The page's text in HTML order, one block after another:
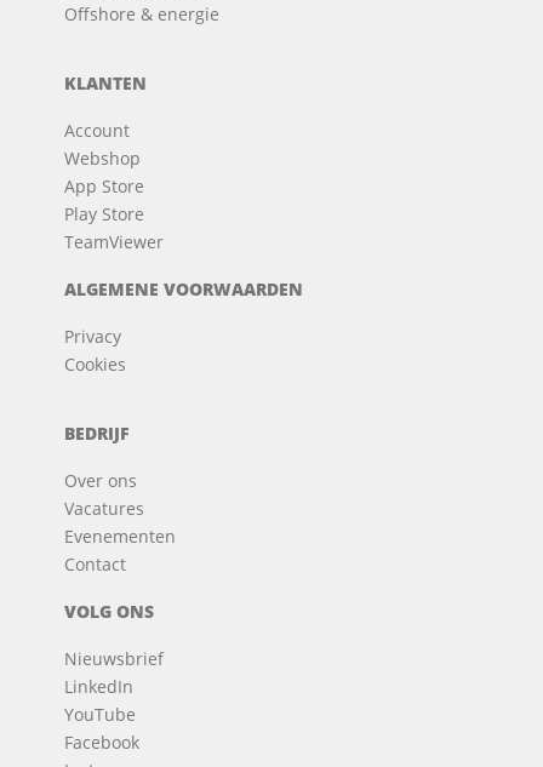
Offshore & energie
KLANTEN
Account
Webshop
App Store
Play Store
TeamViewer
ALGEMENE VOORWAARDEN
Privacy
Cookies
BEDRIJF
Over ons
Vacatures
Evenementen
Contact
VOLG ONS
Nieuwsbrief
LinkedIn
YouTube
Facebook